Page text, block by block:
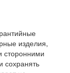
изделия,
сторонними
сохранять